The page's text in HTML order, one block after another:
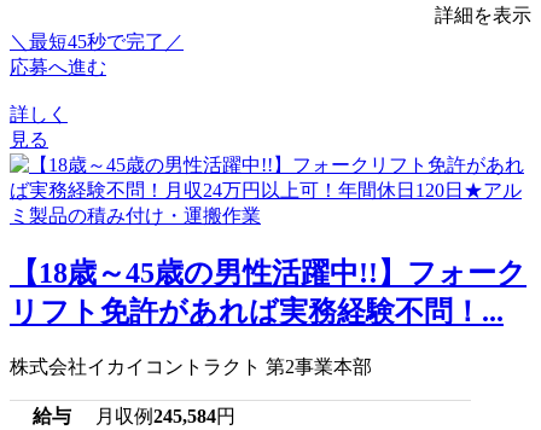
詳細を表示
＼最短45秒で完了／
応募へ進む
詳しく
見る
【18歳～45歳の男性活躍中!!】フォーク
リフト免許があれば実務経験不問！...
株式会社イカイコントラクト 第2事業本部
給与 月収例245,584円